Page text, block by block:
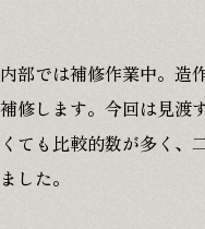
内部では補修作業中。造
補修します。今回は見渡
くても比較的数が多く、
ました。